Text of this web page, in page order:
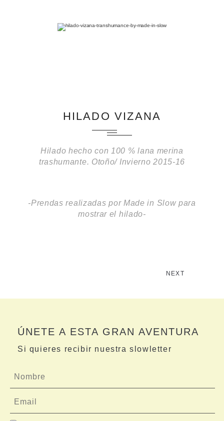
HILADO VIZANA
Hilado hecho con 100 % lana merina
trashumante. Otoño/ Invierno 2015-16
-Prendas realizadas por Made in Slow para
mostrar el hilado-
NEXT
ÚNETE A ESTA GRAN AVENTURA
Si quieres recibir nuestra slowletter